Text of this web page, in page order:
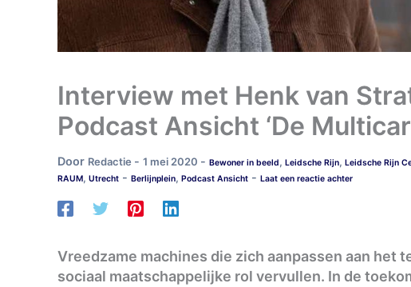
Interview met Henk van
Podcast Ansicht ‘De
Door Redactie - 1 mei 2020 - Bewoner in beeld, Leidsche Rijn, Leidsche Rijn
RAUM, Utrecht - Berlijnplein, Podcast Ansicht - Laat een reactie achter
Vreedzame machines die zich aanpassen aan het
sociaal maatschappelijke rol vervullen. In de